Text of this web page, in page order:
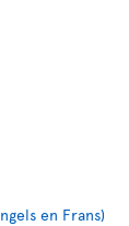
en Frans)